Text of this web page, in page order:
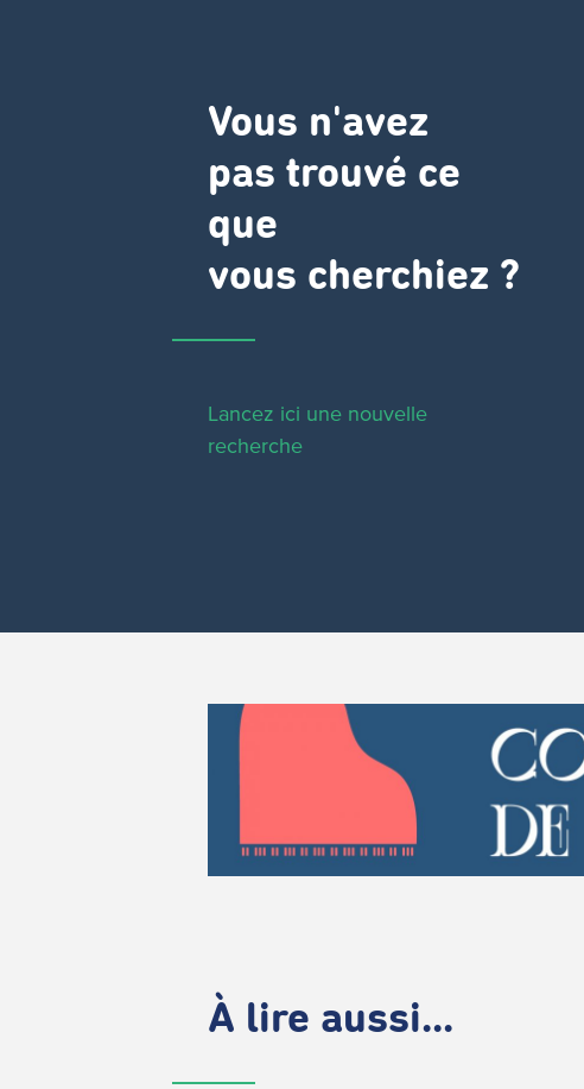
Vous n'avez
pas trouvé ce
que
vous cherchiez ?
Lancez ici une nouvelle
recherche
À lire aussi...